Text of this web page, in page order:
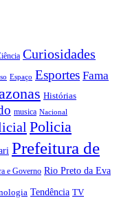
Curiosidades
Espaço Esportes Fama
Histórias
musica Nacional
Policia
Prefeitura de
e Governo Rio Preto da Eva
Tendência TV